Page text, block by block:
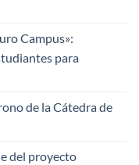
Campus»:
para
de la Cátedra de
del proyecto